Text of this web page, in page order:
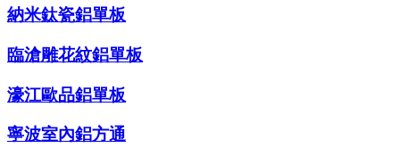
納米鈦瓷鋁單板
臨滄雕花紋鋁單板
濠江歐品鋁單板
寧波室內鋁方通